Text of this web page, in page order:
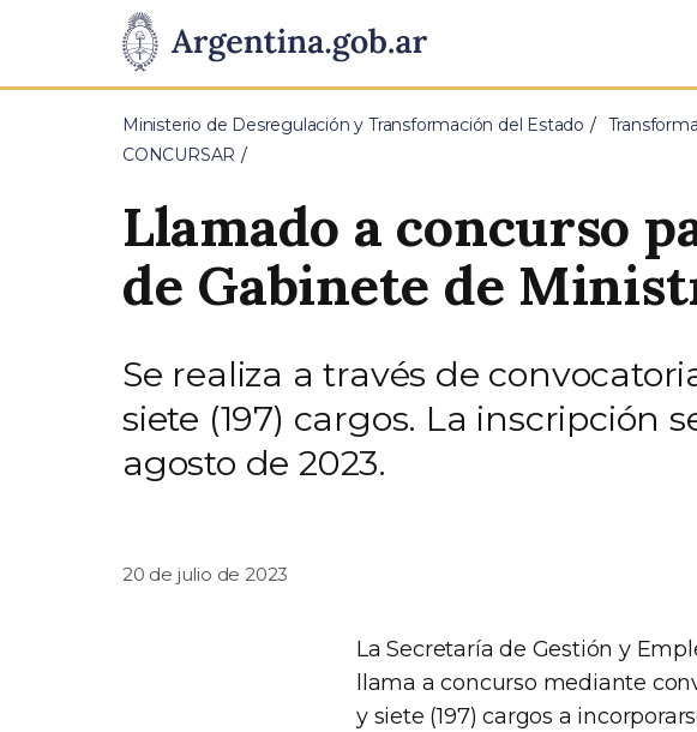
Presidencia
de
Pasar al contenido principal
Ministerio de Desregulación y Transformación del Estado
CONCURSAR
Llamado a concurso
de Gabinete de
Se realiza a través de
siete (197) cargos. La inscripción
agosto de 2023.
20 de julio de 2023
La Secretaría de Gestión y
llama a concurso mediante
y siete (197) cargos a